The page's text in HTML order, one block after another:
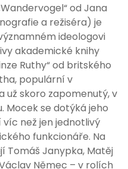
od Jana
a režiséra) je
ideologovi
akademické knihy
Ruthy“ od britského
populární v
už skoro zapomenutý, v
Mocek se dotýká jeho
než jen jednotlivý
funkcionáře. Na
Tomáš Janypka, Matěj
Němec – v rolích